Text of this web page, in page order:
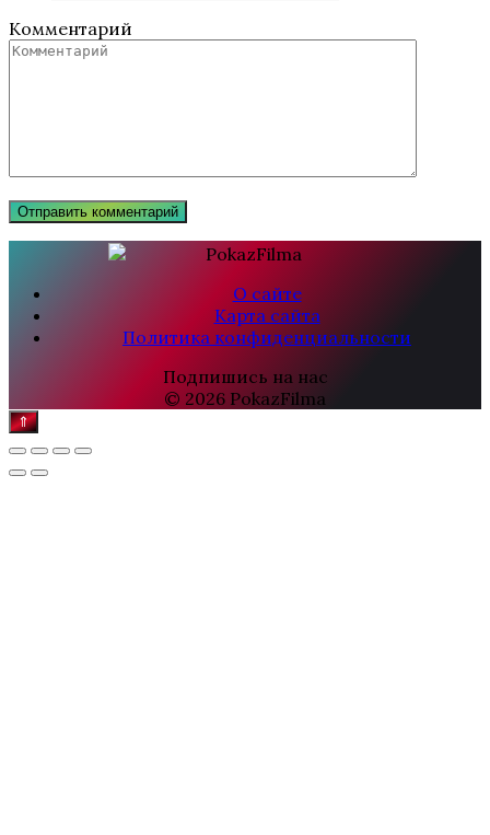
Комментарий
О сайте
Карта сайта
Политика конфиденциальности
Подпишись на нас
© 2026 PokazFilma